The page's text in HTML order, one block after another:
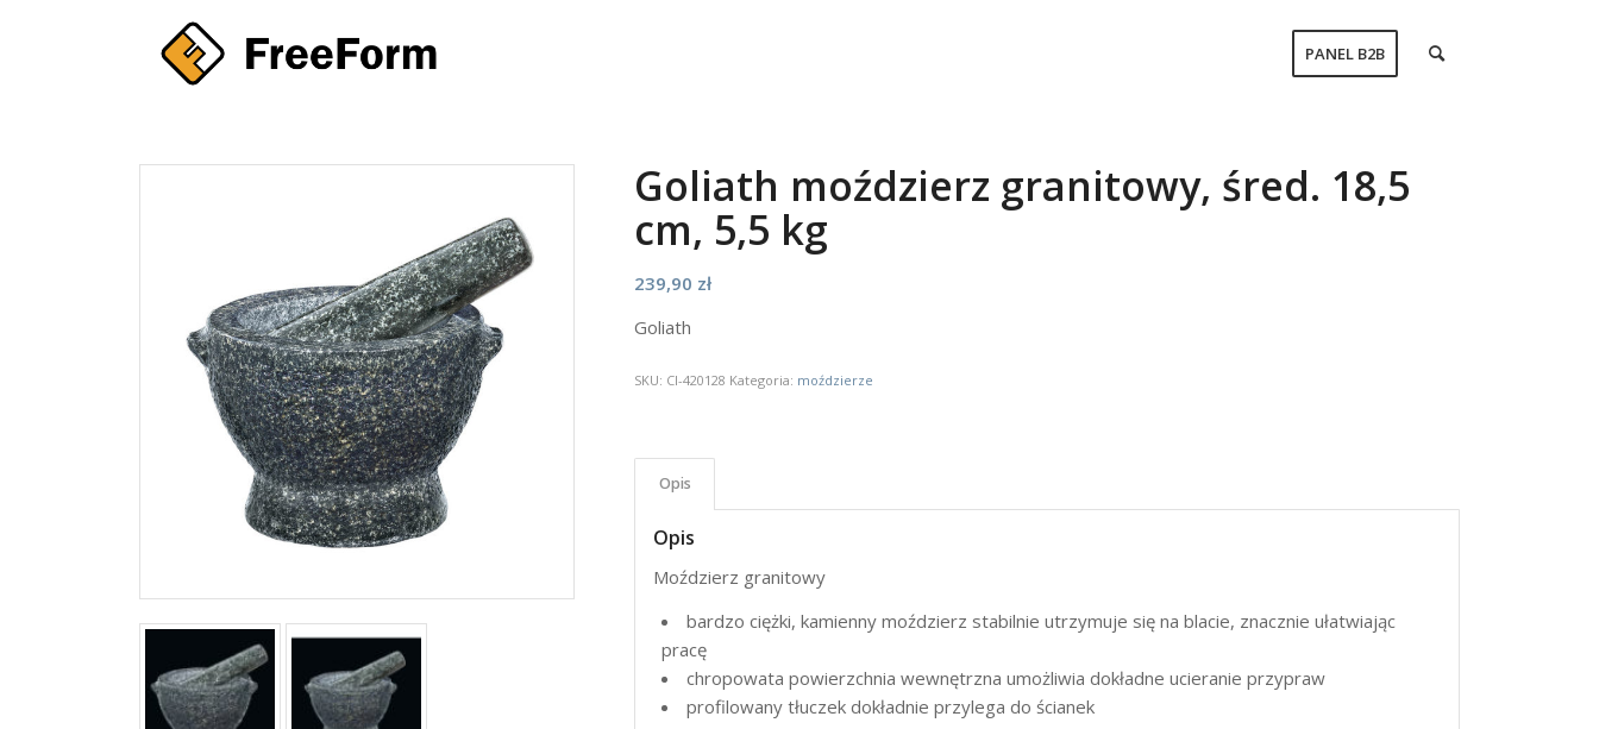
PANEL B2B
Goliath moździerz granitowy, śred. 18,5
cm, 5,5 kg
239,90 zł
Goliath
SKU: CI-420128 Kategoria: moździerze
Opis
Opis
Moździerz granitowy
bardzo ciężki, kamienny moździerz stabilnie utrzymuje się na blacie, znacznie ułatwiając
pracę
chropowata powierzchnia wewnętrzna umożliwia dokładne ucieranie przypraw
profilowany tłuczek dokładnie przylega do ścianek